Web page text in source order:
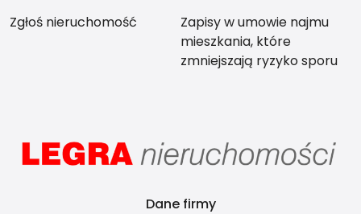
Zgłoś nieruchomość
Zapisy w umowie najmu
mieszkania, które
zmniejszają ryzyko sporu
Dane firmy